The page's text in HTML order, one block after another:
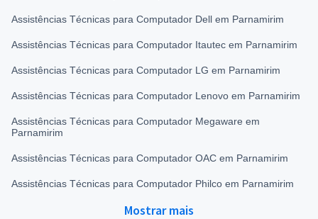
Assistências Técnicas para Computador Dell em Parnamirim
Assistências Técnicas para Computador Itautec em Parnamirim
Assistências Técnicas para Computador LG em Parnamirim
Assistências Técnicas para Computador Lenovo em Parnamirim
Assistências Técnicas para Computador Megaware em
Parnamirim
Assistências Técnicas para Computador OAC em Parnamirim
Assistências Técnicas para Computador Philco em Parnamirim
Mostrar mais